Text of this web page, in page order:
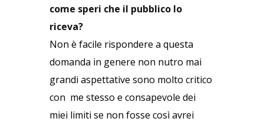
come speri che il pubblico lo
riceva?
Non è facile rispondere a questa
domanda in genere non nutro mai
grandi aspettative sono molto critico
con me stesso e consapevole dei
miei limiti se non fosse così avrei